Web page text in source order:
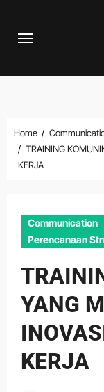
Home
TRAINING
KERJA
Communication
Perencanaan
YANG
KERJA